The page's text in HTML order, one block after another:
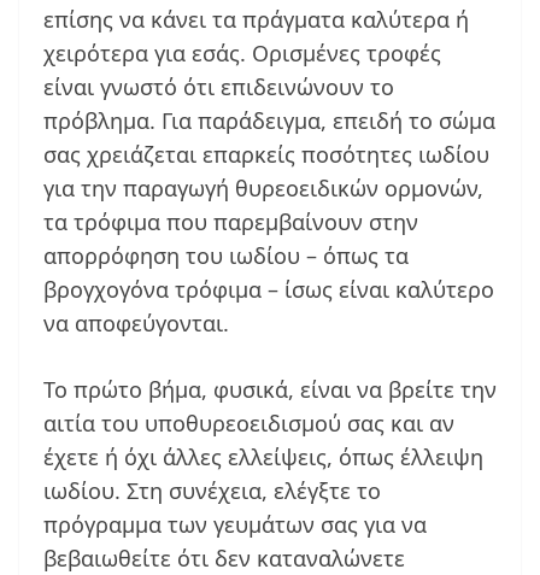
επίσης να κάνει τα πράγματα καλύτερα ή
χειρότερα για εσάς. Ορισμένες τροφές
είναι γνωστό ότι επιδεινώνουν το
πρόβλημα. Για παράδειγμα, επειδή το σώμα
σας χρειάζεται επαρκείς ποσότητες ιωδίου
για την παραγωγή θυρεοειδικών ορμονών,
τα τρόφιμα που παρεμβαίνουν στην
απορρόφηση του ιωδίου – όπως τα
βρογχογόνα τρόφιμα – ίσως είναι καλύτερο
να αποφεύγονται.
Το πρώτο βήμα, φυσικά, είναι να βρείτε την
αιτία του υποθυρεοειδισμού σας και αν
έχετε ή όχι άλλες ελλείψεις, όπως έλλειψη
ιωδίου. Στη συνέχεια, ελέγξτε το
πρόγραμμα των γευμάτων σας για να
βεβαιωθείτε ότι δεν καταναλώνετε